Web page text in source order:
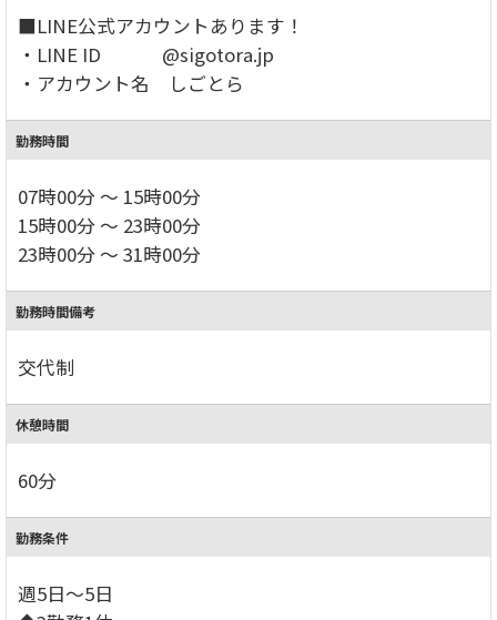
■LINE公式アカウントあります！
・LINE ID @sigotora.jp
・アカウント名 しごとら
勤務時間
07時00分 ～ 15時00分
15時00分 ～ 23時00分
23時00分 ～ 31時00分
勤務時間備考
交代制
休憩時間
60分
勤務条件
週5日～5日